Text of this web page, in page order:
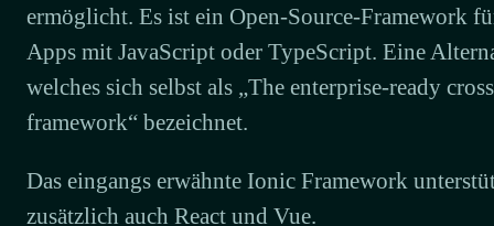
ermöglicht. Es ist ein Open-Source-Framework
Apps mit JavaScript oder TypeScript. Eine
welches sich selbst als „The enterprise-ready
framework“ bezeichnet.
Das eingangs erwähnte Ionic Framework
zusätzlich auch React und Vue.